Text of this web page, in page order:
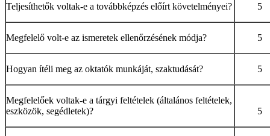
Teljesíthetők voltak-e a továbbképzés előírt követelményei? 5
Megfelelő volt-e az ismeretek ellenőrzésének módja? 5
Hogyan ítéli meg az oktatók munkáját, szaktudását? 5
Megfelelőek voltak-e a tárgyi feltételek (általános feltételek,
eszközök, segédletek)?
5